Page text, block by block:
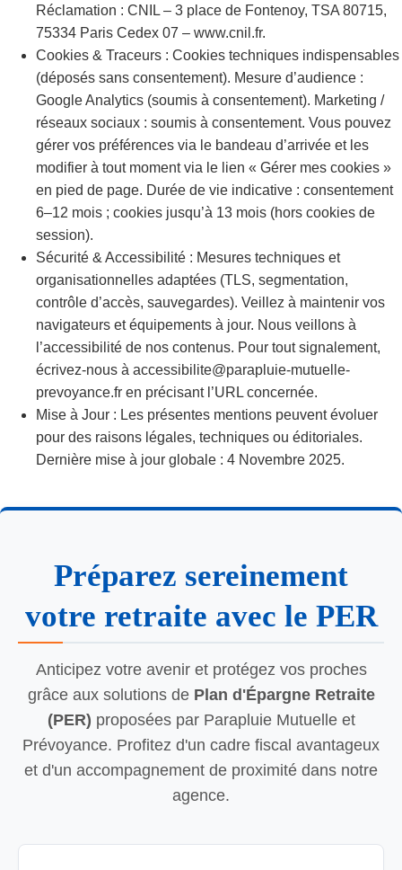
Réclamation : CNIL – 3 place de Fontenoy, TSA 80715,
75334 Paris Cedex 07 – www.cnil.fr.
Cookies & Traceurs : Cookies techniques indispensables
(déposés sans consentement). Mesure d’audience :
Google Analytics (soumis à consentement). Marketing /
réseaux sociaux : soumis à consentement. Vous pouvez
gérer vos préférences via le bandeau d’arrivée et les
modifier à tout moment via le lien « Gérer mes cookies »
en pied de page. Durée de vie indicative : consentement
6–12 mois ; cookies jusqu’à 13 mois (hors cookies de
session).
Sécurité & Accessibilité : Mesures techniques et
organisationnelles adaptées (TLS, segmentation,
contrôle d’accès, sauvegardes). Veillez à maintenir vos
navigateurs et équipements à jour. Nous veillons à
l’accessibilité de nos contenus. Pour tout signalement,
écrivez-nous à accessibilite@parapluie-mutuelle-
prevoyance.fr en précisant l’URL concernée.
Mise à Jour : Les présentes mentions peuvent évoluer
pour des raisons légales, techniques ou éditoriales.
Dernière mise à jour globale : 4 Novembre 2025.
Préparez sereinement
votre retraite avec le PER
Anticipez votre avenir et protégez vos proches
grâce aux solutions de Plan d'Épargne Retraite
(PER) proposées par Parapluie Mutuelle et
Prévoyance. Profitez d'un cadre fiscal avantageux
et d'un accompagnement de proximité dans notre
agence.